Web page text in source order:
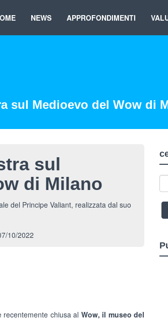
NEWS APPROFONDIMENTI
sul Medioevo del Wow di
sul
di Milano
del Principe Valiant, realizzata dal suo
10/2022
recentemente chiusa al Wow, il museo del